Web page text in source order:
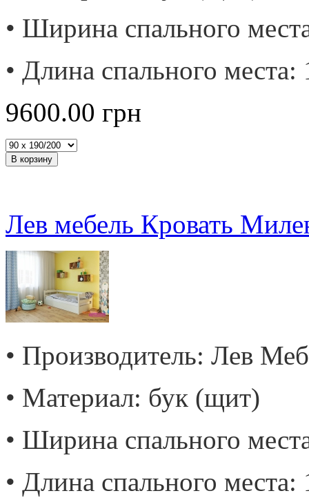
• Ширина спального
• Длина спального места:
9600.00 грн
Лев мебель Кровать
• Производитель: Лев
• Материал: бук (щит)
• Ширина спального
• Длина спального места: